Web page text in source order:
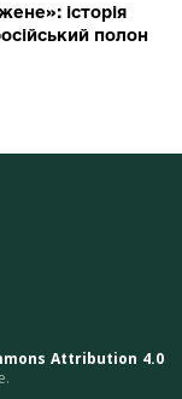
історія
полон
Attribution 4.0